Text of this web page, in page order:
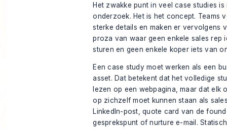
Het zwakke punt in veel case studies is
onderzoek. Het is het concept. Teams
sterke details en maken er vervolgens
proza van waar geen enkele sales rep
sturen en geen enkele koper iets van
Een case study moet werken als een
asset. Dat betekent dat het volledige
lezen op een webpagina, maar dat elk
op zichzelf moet kunnen staan als
LinkedIn-post, quote card van de
gesprekspunt of nurture e-mail.